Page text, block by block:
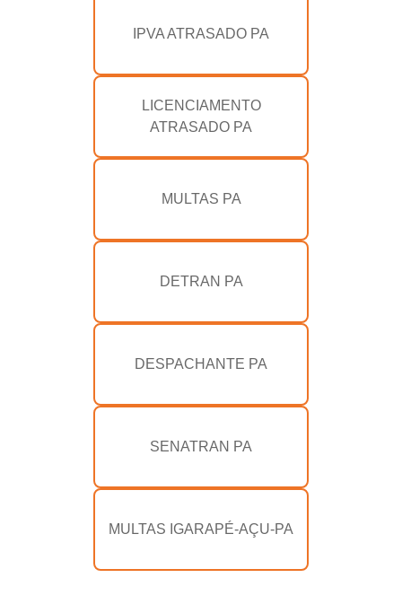
IPVA ATRASADO PA
LICENCIAMENTO
ATRASADO PA
MULTAS PA
DETRAN PA
DESPACHANTE PA
SENATRAN PA
MULTAS IGARAPÉ-AÇU-PA